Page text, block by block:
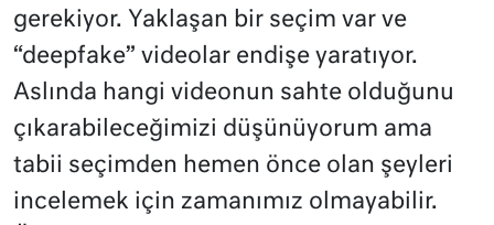
gerekiyor. Yaklaşan bir seçim var ve
“deepfake” videolar endişe yaratıyor.
Aslında hangi videonun sahte olduğunu
çıkarabileceğimizi düşünüyorum ama
tabii seçimden hemen önce olan şeyleri
incelemek için zamanımız olmayabilir.